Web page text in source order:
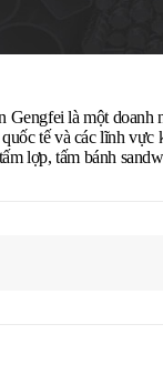
là một doanh
tế và các lĩnh vực
lợp, tấm bánh